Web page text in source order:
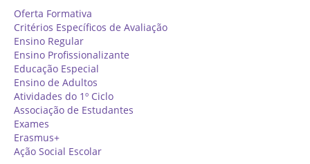
Critérios Específicos de Avaliação
Ensino Profissionalizante
Horários
Educação Especial
Ensino de Adultos
Atividades do 1º Ciclo
Clubes & Projetos
Oferta Formativa
Critérios Específicos de Avaliação
Ensino Regular
Ensino Profissionalizante
Educação Especial
Ensino de Adultos
Atividades do 1º Ciclo
Associação de Estudantes
Exames
Erasmus+
Ação Social Escolar